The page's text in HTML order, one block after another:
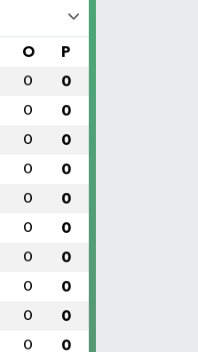
O P
0 0
0 0
0 0
0 0
0 0
0 0
0 0
0 0
0 0
0 0